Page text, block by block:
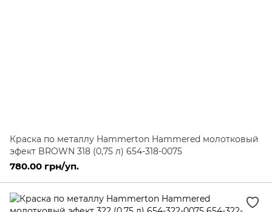
Краска по металлу Hammerton Hammered молотковый
эфект BROWN 318 (0,75 л) 654-318-0075
780.00 грн/уп.